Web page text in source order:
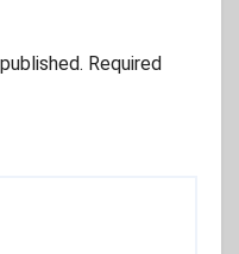
Required